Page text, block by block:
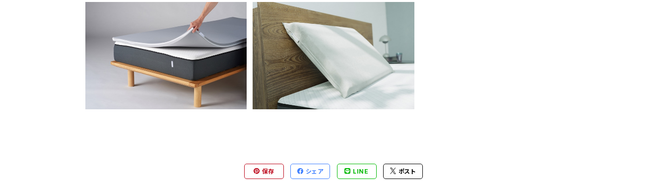
ミネルヴァマットレスプラス クイーン
¥39,800
ミネルヴァピロー
¥29,800
保存 シェア LINE ポスト